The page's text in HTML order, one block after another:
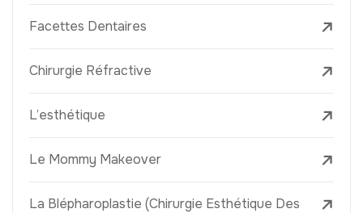
Facettes Dentaires
Chirurgie Réfractive
L’esthétique
Le Mommy Makeover
La Blépharoplastie (Chirurgie Esthétique Des